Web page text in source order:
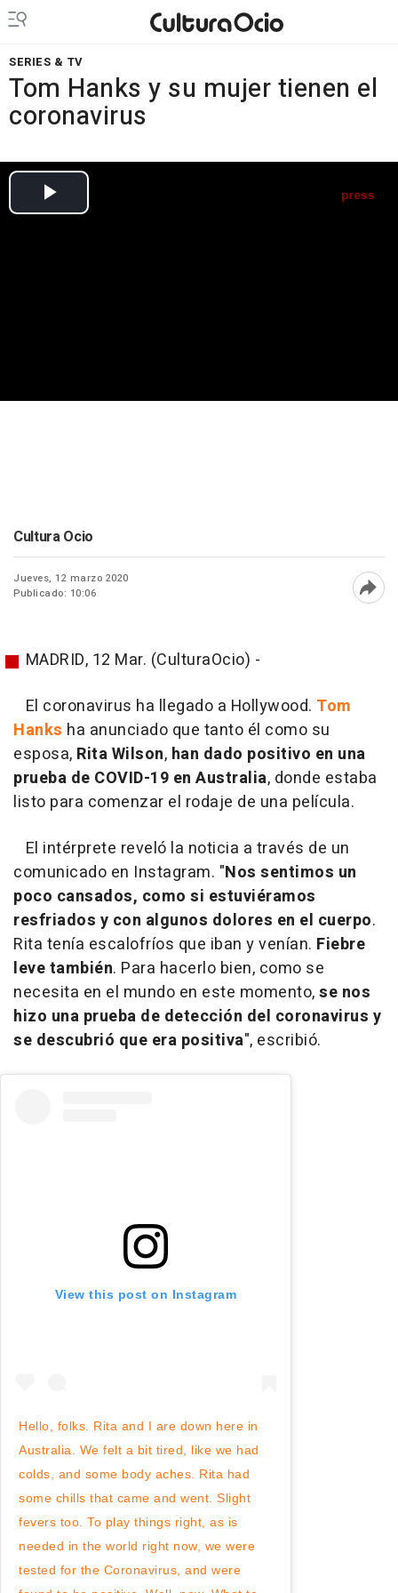
SERIES & TV
Tom Hanks y su mujer tienen el
coronavirus
Cultura Ocio
Jueves, 12 marzo 2020
Publicado: 10:06
MADRID, 12 Mar. (CulturaOcio) -
El coronavirus ha llegado a Hollywood. Tom
Hanks ha anunciado que tanto él como su
esposa, Rita Wilson, han dado positivo en una
prueba de COVID-19 en Australia, donde estaba
listo para comenzar el rodaje de una película.
El intérprete reveló la noticia a través de un
comunicado en Instagram. "Nos sentimos un
poco cansados, como si estuviéramos
resfriados y con algunos dolores en el cuerpo.
Rita tenía escalofríos que iban y venían. Fiebre
leve también. Para hacerlo bien, como se
necesita en el mundo en este momento,se nos
hizo una prueba de detección del coronavirus y
se descubrió que era positiva", escribió.
View this post on Instagram
Hello, folks. Rita and I are down here in
Australia. We felt a bit tired, like we had
colds, and some body aches. Rita had
some chills that came and went. Slight
fevers too. To play things right, as is
needed in the world right now, we were
tested for the Coronavirus, and were